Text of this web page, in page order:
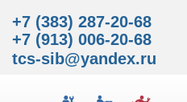
+7 (383) 287-20-68
+7 (913) 006-20-68
tcs-sib@yandex.ru